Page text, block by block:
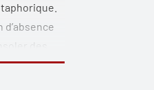
des
devient